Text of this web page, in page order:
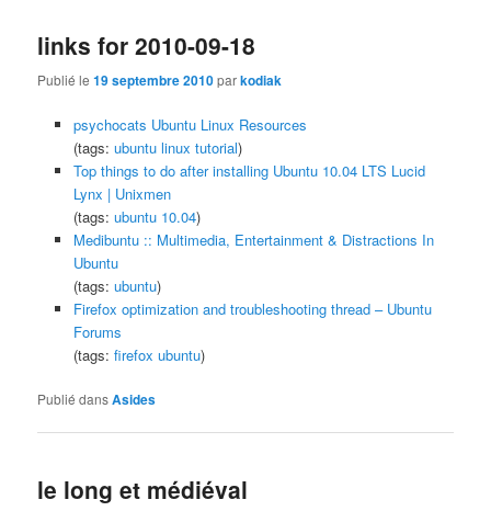
links for 2010-09-18
Publié le19 septembre 2010parkodiak
psychocats Ubuntu Linux Resources
(tags: ubuntu linux tutorial)
Top things to do after installing Ubuntu 10.04 LTS Lucid
Lynx | Unixmen
(tags: ubuntu 10.04)
Medibuntu :: Multimedia, Entertainment & Distractions In
Ubuntu
(tags: ubuntu)
Firefox optimization and troubleshooting thread – Ubuntu
Forums
(tags: firefox ubuntu)
Publié dansAsides
le long et médiéval